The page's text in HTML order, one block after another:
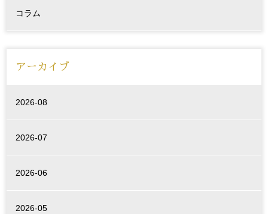
コラム
アーカイブ
2026-08
2026-07
2026-06
2026-05